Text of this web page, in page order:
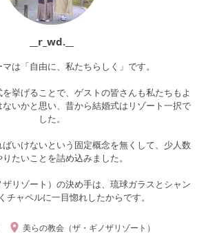
__r_wd.__
は「自由に、私たちらしく」です。
挙げることで、ゲストの皆さんも私たちもよ
いかと思い、昔から結婚式はリゾート一択で
した。
いけないという固定概念を無くして、少人数
たいことを詰め込みました。
リゾート）の決め手は、琉球ガラスとシャン
チャペルに一目惚れしたからです。
美らの教会（ザ・ギノザリゾート）